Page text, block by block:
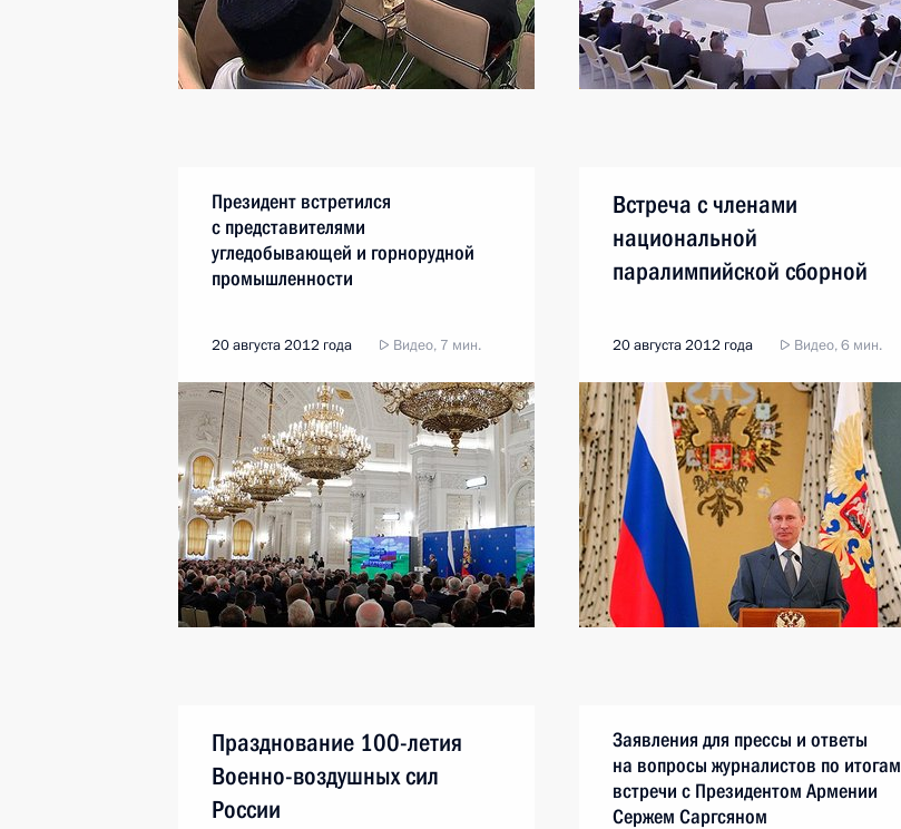
Президент встретился
с представителями
угледобывающей и горнорудной
промышленности
20 августа 2012 года Видео, 7 мин.
Встреча с членами
национальной
паралимпийской сборной
20 августа 2012 года Видео, 6 мин.
Празднование 100-летия
Военно-воздушных сил
России
Заявления для прессы и ответы
на вопросы журналистов по итогам
встречи с Президентом Армении
Сержем Саргсяном